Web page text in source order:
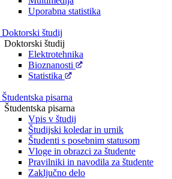
Uporabna statistika
Doktorski študij
Doktorski študij
Elektrotehnika
Bioznanosti
Statistika
Študentska pisarna
Študentska pisarna
Vpis v študij
Študijski koledar in urnik
Študenti s posebnim statusom
Vloge in obrazci za študente
Pravilniki in navodila za študente
Zaključno delo